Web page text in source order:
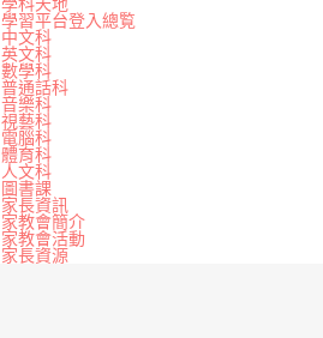
學習平台登入總覧
中文科
英文科
數學科
普通話科
音樂科
視藝科
電腦科
體育科
人文科
圖書課
家長資訊
家教會簡介
家教會活動
家長資源